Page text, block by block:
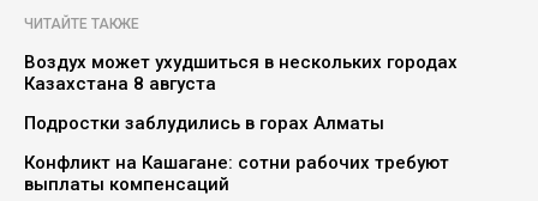
ЧИТАЙТЕ ТАКЖЕ
Воздух может ухудшиться в нескольких городах
Казахстана 8 августа
Подростки заблудились в горах Алматы
Конфликт на Кашагане: сотни рабочих требуют
выплаты компенсаций